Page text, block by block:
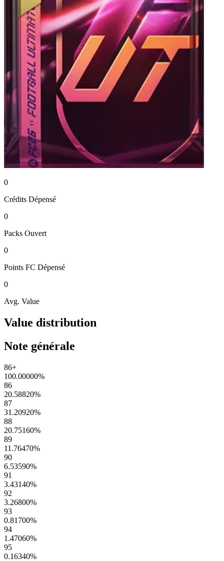
0
Crédits Dépensé
0
Packs Ouvert
0
Points FC Dépensé
0
Avg. Value
Value distribution
Note générale
86+
100.00000%
86
20.58820%
87
31.20920%
88
20.75160%
89
11.76470%
90
6.53590%
91
3.43140%
92
3.26800%
93
0.81700%
94
1.47060%
95
0.16340%